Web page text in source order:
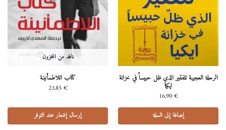
الرحلة العجيبة للفقير الذي ظل حبيساً في خزانة
ايكيا
16,90€
إضافة إلى السلة
نافد من المخزون
كتاب اللاطمأنينة
23,85€
إرسال إشعار عند التوفر